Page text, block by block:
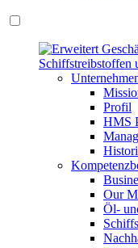
Profil
HMS
Our
Öl-